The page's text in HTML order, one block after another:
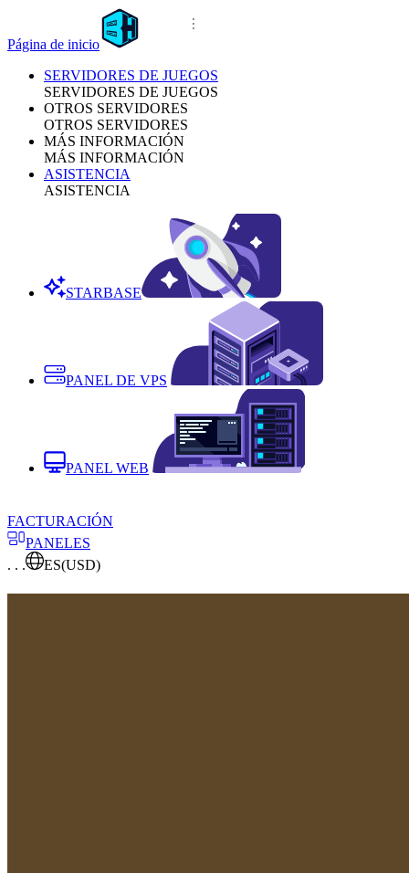
Página de inicio
SERVIDORES DE JUEGOS
SERVIDORES DE JUEGOS
OTROS SERVIDORES
OTROS SERVIDORES
MÁS INFORMACIÓN
MÁS INFORMACIÓN
ASISTENCIA
ASISTENCIA
STARBASE
PANEL DE VPS
PANEL WEB
FACTURACIÓN
PANELES
. . .
ES(USD)